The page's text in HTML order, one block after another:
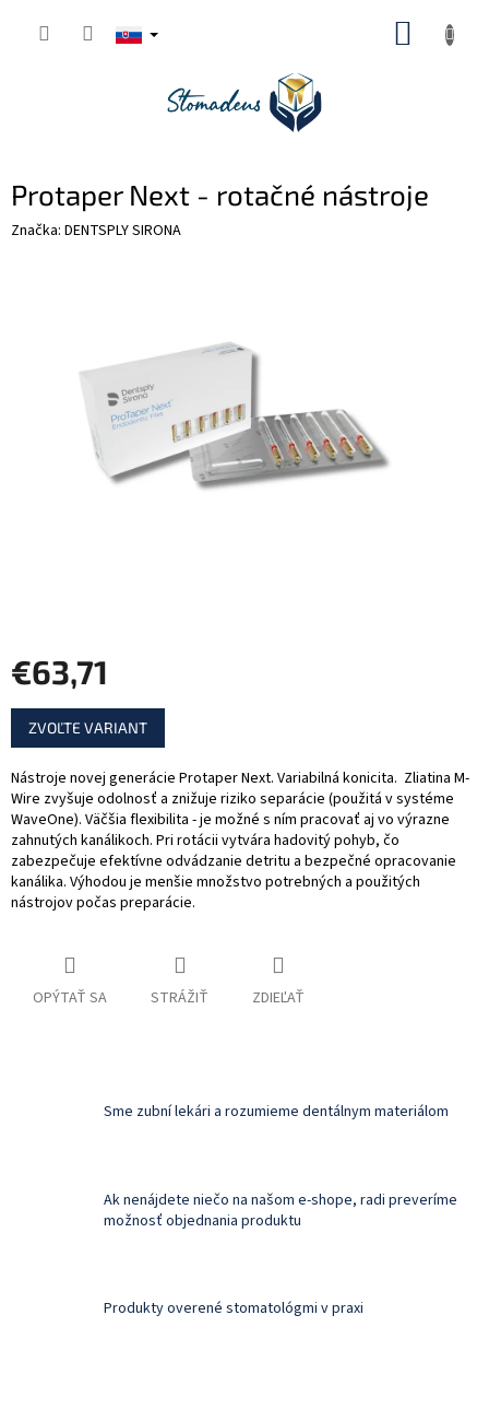
Protaper Next - rotačné nástroje
Značka: DENTSPLY SIRONA
€63,71
Jednotková
cena:
ZVOĽTE VARIANT
Nástroje novej generácie Protaper Next. Variabilná konicita. Zliatina M-
Wire zvyšuje odolnosť a znižuje riziko separácie (použitá v systéme
WaveOne). Väčšia flexibilita - je možné s ním pracovať aj vo výrazne
zahnutých kanálikoch. Pri rotácii vytvára hadovitý pohyb, čo
zabezpečuje efektívne odvádzanie detritu a bezpečné opracovanie
kanálika. Výhodou je menšie množstvo potrebných a použitých
nástrojov počas preparácie.
OPÝTAŤ SA STRÁŽIŤ ZDIEĽAŤ
Sme zubní lekári a rozumieme dentálnym materiálom
Ak nenájdete niečo na našom e-shope, radi preveríme
možnosť objednania produktu
Produkty overené stomatológmi v praxi